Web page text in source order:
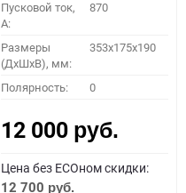
Пусковой ток,
A:
870
Размеры
(ДхШхВ), мм:
353x175x190
Полярность: 0
12 000 руб.
Цена без ECOном скидки:
12 700 руб.